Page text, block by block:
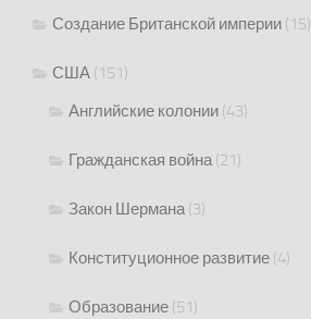
Создание Британской империи (15)
США (151)
Английские колонии (43)
Гражданская война(21)
Закон Шермана(3)
Конституционное развитие (4)
Образование (51)